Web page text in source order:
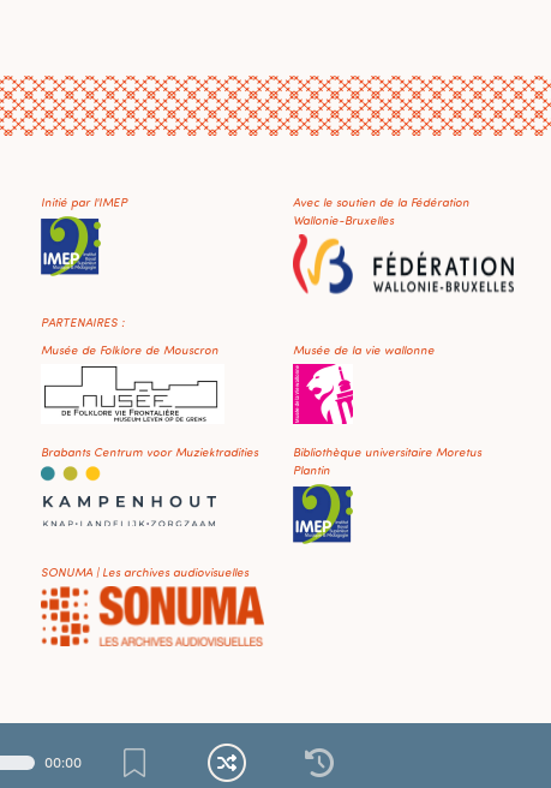
Initié par l'IMEP
Avec le soutien de la Fédération
Wallonie-Bruxelles
PARTENAIRES :
Musée de Folklore de Mouscron
Musée de la vie wallonne
Brabants Centrum voor Muziektradities
Bibliothèque universitaire Moretus
Plantin
SONUMA | Les archives audiovisuelles
00:00